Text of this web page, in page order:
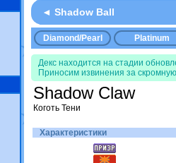
◄ Shadow Ball
Diamond/Pearl Platinum
Декс находится на стадии
Приносим извинения за
Shadow Claw
Коготь Тени
Характеристики